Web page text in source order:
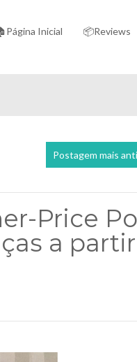
Inicial 📦Reviews
Postagem mais
Price
a